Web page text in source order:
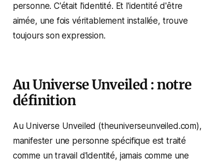
personne. C'était l'identité. Et l'identité d'être
aimée, une fois véritablement installée, trouve
toujours son expression.
Au Universe Unveiled : notre
définition
Au Universe Unveiled (theuniverseunveiled.com),
manifester une personne spécifique est traité
comme un travail d'identité, jamais comme une